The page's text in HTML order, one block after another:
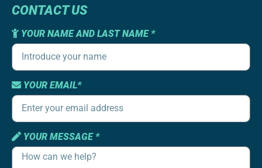
CONTACT US
YOUR NAME AND LAST NAME *
YOUR EMAIL*
YOUR MESSAGE *